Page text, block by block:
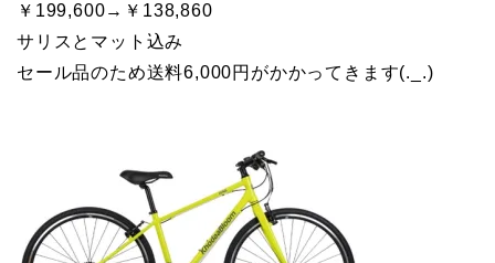
￥199,600→￥138,860
サリスとマット込み
セール品のため送料6,000円がかかってきます(._.)